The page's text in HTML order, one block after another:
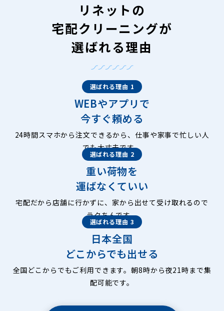
リネットの
宅配クリーニングが
選ばれる理由
選ばれる理由 1
WEBやアプリで
今すぐ頼める
24時間スマホから注文できるから、仕事や家事で忙しい人
でも大丈夫です。
選ばれる理由 2
重い荷物を
運ばなくていい
宅配だから店舗に行かずに、家から出せて受け取れるので
ラクちんです。
選ばれる理由 3
日本全国
どこからでも出せる
全国どこからでもご利用できます。朝8時から夜21時まで集
配可能です。